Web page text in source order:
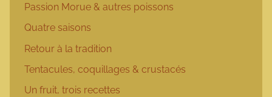
Passion Morue & autres poissons
Quatre saisons
Retour à la tradition
Tentacules, coquillages & crustacés
Un fruit, trois recettes